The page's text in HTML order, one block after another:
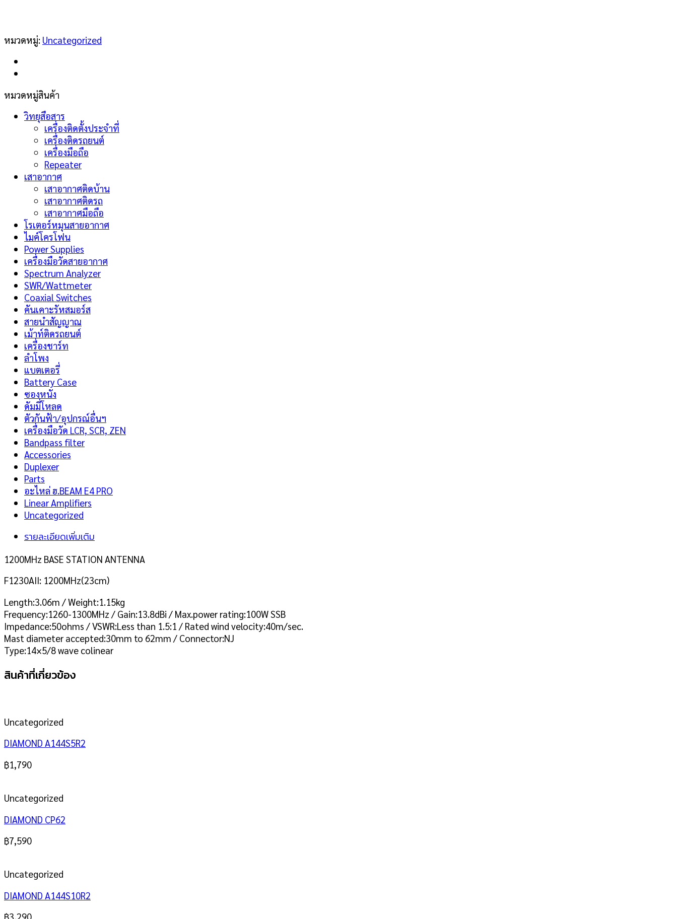
หมวดหมู่: Uncategorized
หมวดหมู่สินค้า
วิทยุสือสาร
เครื่องติดตั้งประจำที่
เครื่องติดรถยนต์
เครื่องมือถือ
Repeater
เสาอากาศ
เสาอากาศติดบ้าน
เสาอากาศติดรถ
เสาอากาศมือถือ
โรเตอร์หมุนสายอากาศ
ไมค์โครโฟน
Power Supplies
เครื่องมือวัดสายอากาศ
Spectrum Analyzer
SWR/Wattmeter
Coaxial Switches
คันเคาะรัหสมอร์ส
สายนำสัญญาณ
เม้าท์ติดรถยนต์
เครื่องชาร์ท
ลำโพง
แบตเตอรี่
Battery Case
ซองหนัง
ดัมมี่โหลด
ตัวกันฟ้า/อุปกรณ์อื่นฯ
เครื่องมือวัด LCR, SCR, ZEN
Bandpass filter
Accessories
Duplexer
Parts
อะไหล่ ฮ.BEAM E4 PRO
Linear Amplifiers
Uncategorized
รายละเอียดเพิ่มเติม
1200MHz BASE STATION ANTENNA
F1230AII: 1200MHz(23cm)
Length:3.06m / Weight:1.15kg
Frequency:1260-1300MHz / Gain:13.8dBi / Max.power rating:100W SSB
Impedance:50ohms / VSWR:Less than 1.5:1 / Rated wind velocity:40m/sec.
Mast diameter accepted:30mm to 62mm / Connector:NJ
Type:14×5/8 wave colinear
สินค้าที่เกี่ยวข้อง
Uncategorized
DIAMOND A144S5R2
฿1,790
Uncategorized
DIAMOND CP62
฿7,590
Uncategorized
DIAMOND A144S10R2
฿3,290